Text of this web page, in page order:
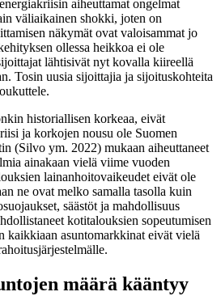
aiheuttamat ongelmat
väliaikainen shokki, joten on
näkymät ovat valoisammat jo
ollessa heikkoa ei ole
lähtisivät nyt kovalla kiireellä
Tosin uusia sijoittajia ja sijoituskohteita
historiallisen korkeaa, eivät
ja korkojen nousu ole Suomen
(Silvo ym. 2022) mukaan aiheuttaneet
ainakaan vielä viime vuoden
lainanhoitovaikeudet eivät ole
ne ovat melko samalla tasolla kuin
säästöt ja mahdollisuus
kotitalouksien sopeutumisen
kaikkiaan asuntomarkkinat eivät vielä
määrä kääntyy